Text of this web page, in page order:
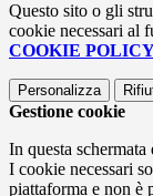
Questo sito o gli
cookie necessari al
COOKIE
Personalizza
Gestione cookie
In questa
I cookie necessari
piattaforma e non è